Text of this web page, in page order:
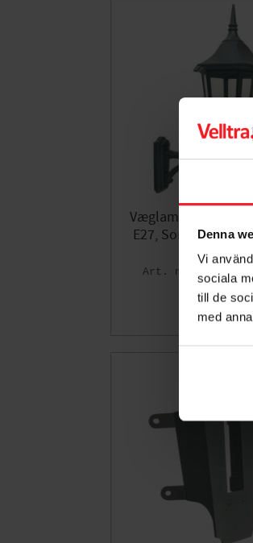
Denna
Vi
sociala
till de
med
Væglampe Modena
E27, Sort, LED,
380B
1.303DKK